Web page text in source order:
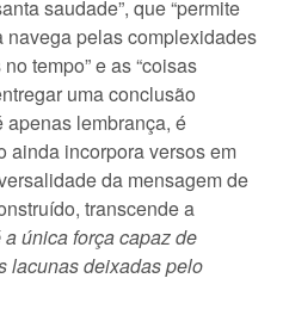
saudade”, que “permite
navega pelas complexidades
tempo” e as “coisas
uma conclusão
apenas lembrança, é
ainda incorpora versos em
da mensagem de
transcende a
a única força capaz de
lacunas deixadas pelo